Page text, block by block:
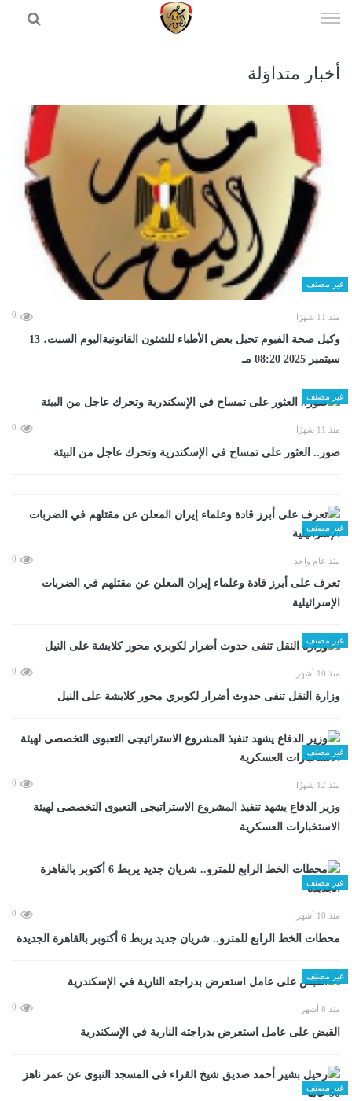
الى
أخبار متداوَلة
غير مصنف
منذ 11 شهرًا 0
وكيل صحة الفيوم تحيل بعض الأطباء للشئون القانونيةاليوم السبت، 13
سبتمبر 2025 08:20 مـ
غير مصنف
منذ 11 شهرًا 0
صور.. العثور على تمساح في الإسكندرية وتحرك عاجل من البيئة
غير مصنف
منذ عام واحد 0
تعرف على أبرز قادة وعلماء إيران المعلن عن مقتلهم في الضربات
الإسرائيلية
غير مصنف
منذ 10 أشهر 0
وزارة النقل تنفى حدوث أضرار لكوبري محور كلابشة على النيل
غير مصنف
منذ 12 شهرًا 0
وزير الدفاع يشهد تنفيذ المشروع الاستراتيجى التعبوى التخصصى لهيئة
الاستخبارات العسكرية
غير مصنف
منذ 10 أشهر 0
محطات الخط الرابع للمترو.. شريان جديد يربط 6 أكتوبر بالقاهرة الجديدة
غير مصنف
منذ 8 أشهر 0
القبض على عامل استعرض بدراجته النارية في الإسكندرية
غير مصنف